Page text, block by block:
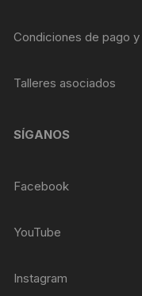
Condiciones de pago y
Talleres asociados
SÍGANOS
Facebook
YouTube
Instagram